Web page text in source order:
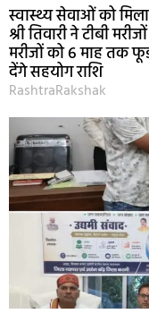
स्वास्थ्य सेवाओं को
श्री तिवारी ने टीबी
मरीजों को 6 माह तक
देंगे सहयोग राशि
RashtraRakshak